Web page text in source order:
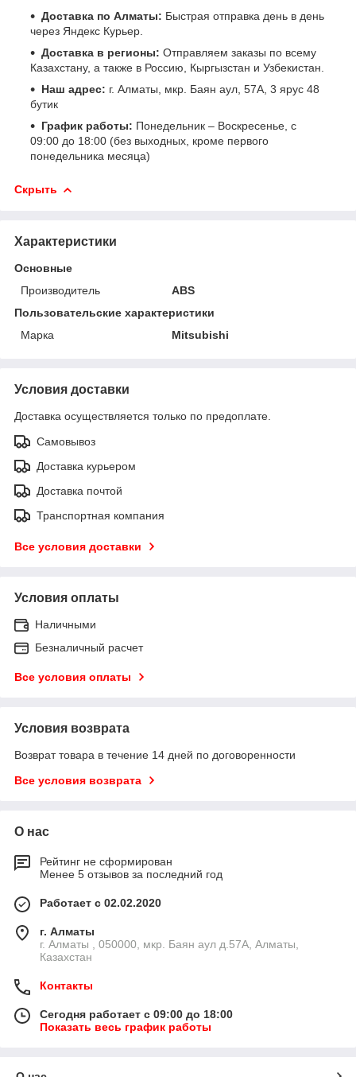
Доставка по Алматы: Быстрая отправка день в день
через Яндекс Курьер.
Доставка в регионы: Отправляем заказы по всему
Казахстану, а также в Россию, Кыргызстан и Узбекистан.
Наш адрес: г. Алматы, мкр. Баян аул, 57А, 3 ярус 48
бутик
График работы: Понедельник – Воскресенье, с
09:00 до 18:00 (без выходных, кроме первого
понедельника месяца)
Скрыть
Характеристики
Основные
Производитель
ABS
Пользовательские характеристики
Марка
Mitsubishi
Условия доставки
Доставка осуществляется только по предоплате.
Самовывоз
Доставка курьером
Доставка почтой
Транспортная компания
Все условия доставки
Условия оплаты
Наличными
Безналичный расчет
Все условия оплаты
Условия возврата
Возврат товара в течение 14 дней по договоренности
Все условия возврата
О нас
Рейтинг не сформирован
Менее 5 отзывов за последний год
Работает с 02.02.2020
г. Алматы
г. Алматы , 050000, мкр. Баян аул д.57А, Алматы,
Казахстан
Контакты
Сегодня работает с 09:00 до 18:00
Показать весь график работы